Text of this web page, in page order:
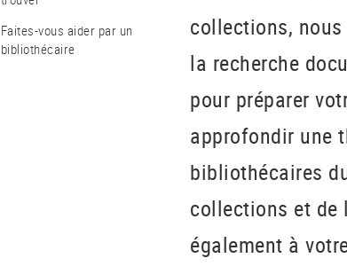
Faites-vous aider par un
bibliothécaire
collections,
la recherche
pour préparer
approfondir une
bibliothécaires
collections et de
également à